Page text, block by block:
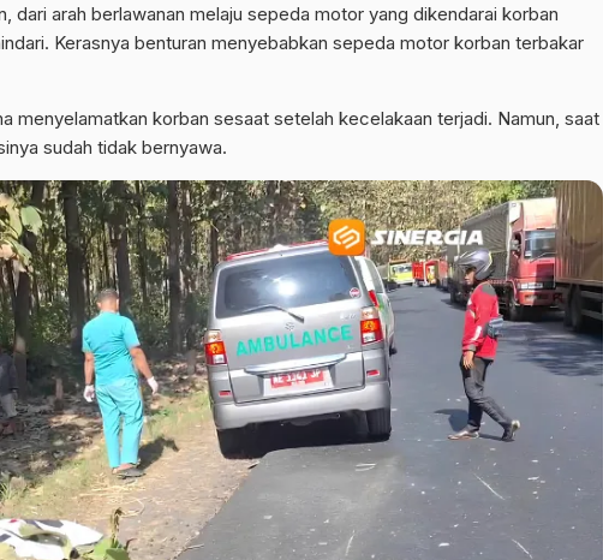
dari arah berlawanan melaju sepeda motor yang dikendarai korban
Kerasnya benturan menyebabkan sepeda motor korban terbakar
menyelamatkan korban sesaat setelah kecelakaan terjadi. Namun, saat
sudah tidak bernyawa.